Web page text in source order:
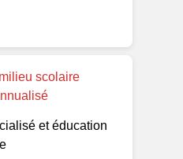
scolaire
et éducation